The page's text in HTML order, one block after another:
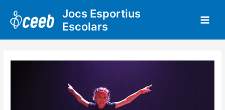
contingut
Jocs Esportius
Escolars